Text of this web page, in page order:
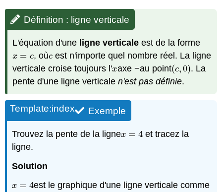
Définition : ligne verticale
L'équation d'une ligne verticale est de la forme
x = c
x=c , oùc
c est n'importe quel nombre réel. La ligne
verticale croise toujours l'x
xaxe −au point(c,0)
(c, 0). La
pente d'une ligne verticalen'est pas définie.
Exemple
Template:index
Trouvez la pente de la lignex = 4
x=4
et tracez la
ligne.
Solution
x = 4
x=4
est le graphique d'une ligne verticale comme